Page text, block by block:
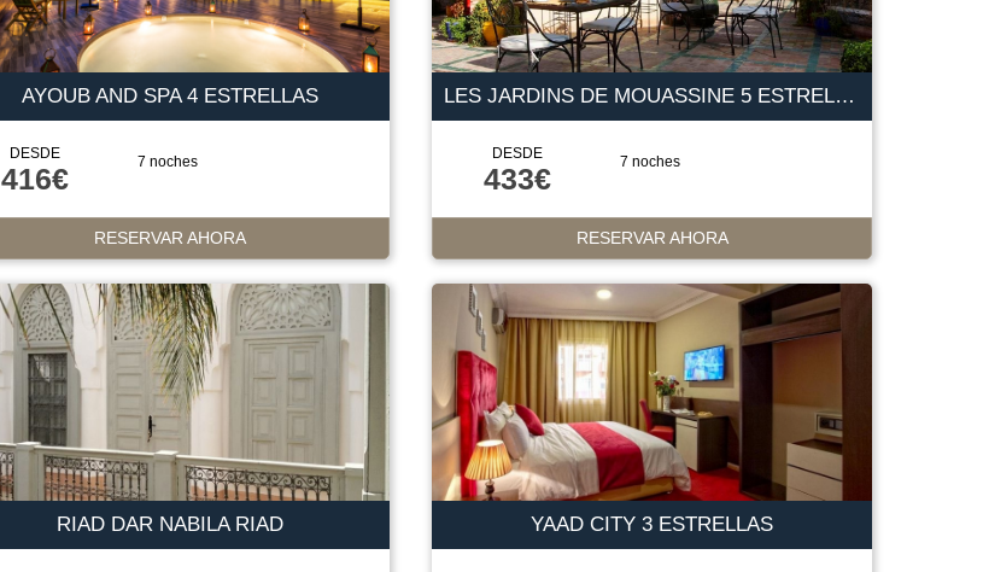
AYOUB AND SPA 4 ESTRELLAS
DESDE
416€ 7 noches
RESERVAR AHORA
LES JARDINS DE MOUASSINE 5 ESTRELLAS
DESDE
433€ 7 noches
RESERVAR AHORA
RIAD DAR NABILA RIAD YAAD CITY 3 ESTRELLAS